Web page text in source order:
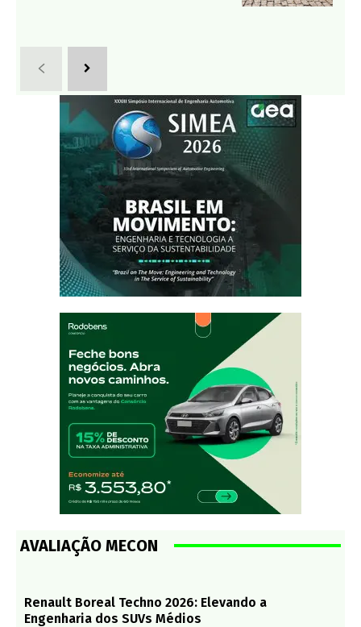
AVALIAÇÃO MECON
Renault Boreal Techno 2026: Elevando a
Engenharia dos SUVs Médios